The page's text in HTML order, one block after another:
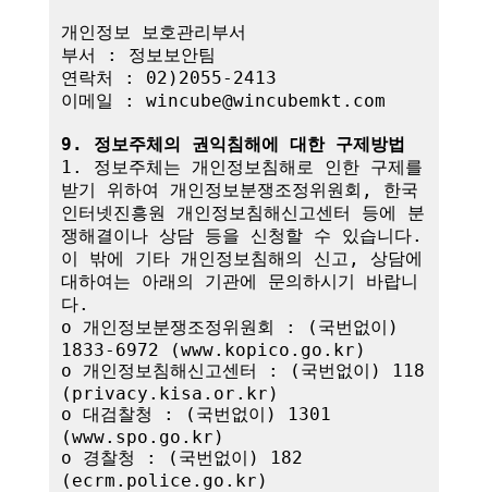
개인정보 보호관리부서
부서 : 정보보안팀
연락처 : 02)2055-2413
이메일 : wincube@wincubemkt.com
9. 정보주체의 권익침해에 대한 구제방법
1. 정보주체는 개인정보침해로 인한 구제를
받기 위하여 개인정보분쟁조정위원회, 한국
인터넷진흥원 개인정보침해신고센터 등에 분
쟁해결이나 상담 등을 신청할 수 있습니다.
이 밖에 기타 개인정보침해의 신고, 상담에
대하여는 아래의 기관에 문의하시기 바랍니
다.
o 개인정보분쟁조정위원회 : (국번없이)
1833-6972 (www.kopico.go.kr)
o 개인정보침해신고센터 : (국번없이) 118
(privacy.kisa.or.kr)
o 대검찰청 : (국번없이) 1301
(www.spo.go.kr)
o 경찰청 : (국번없이) 182
(ecrm.police.go.kr)